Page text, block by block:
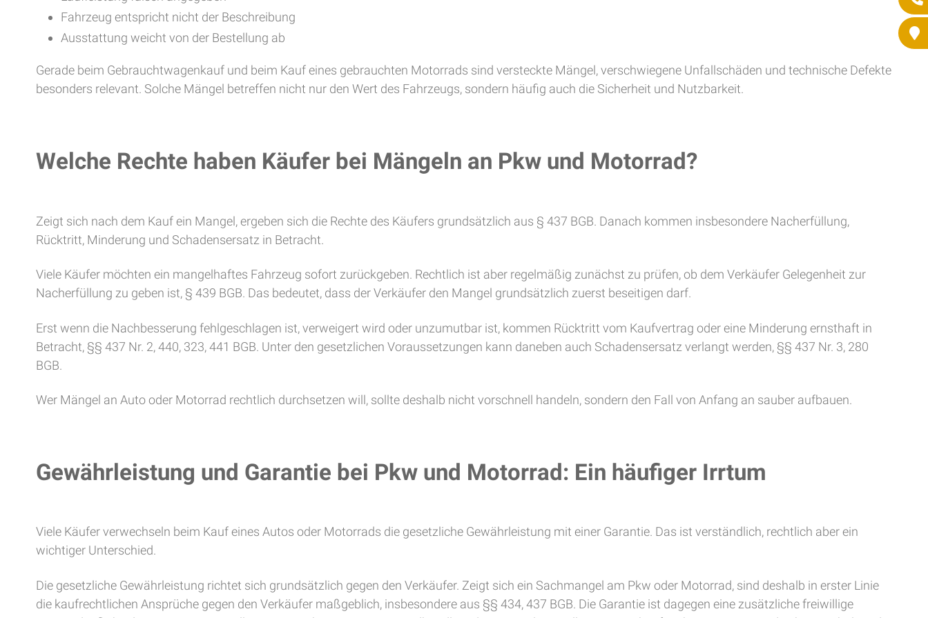
Fahrzeug entspricht nicht der Beschreibung
Ausstattung weicht von der Bestellung ab
Gerade beim Gebrauchtwagenkauf und beim Kauf eines gebrauchten Motorrads sind versteckte Mängel, verschwiegene Unfallschäden und technische Defekte
besonders relevant. Solche Mängel betreffen nicht nur den Wert des Fahrzeugs, sondern häufig auch die Sicherheit und Nutzbarkeit.
Welche Rechte haben Käufer bei Mängeln an Pkw und Motorrad?
Zeigt sich nach dem Kauf ein Mangel, ergeben sich die Rechte des Käufers grundsätzlich aus § 437 BGB. Danach kommen insbesondere Nacherfüllung,
Rücktritt, Minderung und Schadensersatz in Betracht.
Viele Käufer möchten ein mangelhaftes Fahrzeug sofort zurückgeben. Rechtlich ist aber regelmäßig zunächst zu prüfen, ob dem Verkäufer Gelegenheit zur
Nacherfüllung zu geben ist, § 439 BGB. Das bedeutet, dass der Verkäufer den Mangel grundsätzlich zuerst beseitigen darf.
Erst wenn die Nachbesserung fehlgeschlagen ist, verweigert wird oder unzumutbar ist, kommen Rücktritt vom Kaufvertrag oder eine Minderung ernsthaft in
Betracht, §§ 437 Nr. 2, 440, 323, 441 BGB. Unter den gesetzlichen Voraussetzungen kann daneben auch Schadensersatz verlangt werden, §§ 437 Nr. 3, 280
BGB.
Wer Mängel an Auto oder Motorrad rechtlich durchsetzen will, sollte deshalb nicht vorschnell handeln, sondern den Fall von Anfang an sauber aufbauen.
Gewährleistung und Garantie bei Pkw und Motorrad: Ein häufiger Irrtum
Viele Käufer verwechseln beim Kauf eines Autos oder Motorrads die gesetzliche Gewährleistung mit einer Garantie. Das ist verständlich, rechtlich aber ein
wichtiger Unterschied.
Die gesetzliche Gewährleistung richtet sich grundsätzlich gegen den Verkäufer. Zeigt sich ein Sachmangel am Pkw oder Motorrad, sind deshalb in erster Linie
die kaufrechtlichen Ansprüche gegen den Verkäufer maßgeblich, insbesondere aus §§ 434, 437 BGB. Die Garantie ist dagegen eine zusätzliche freiwillige